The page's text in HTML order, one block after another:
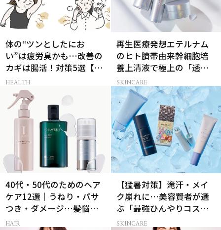
体の“ツンとしたにお
い”は疲労臭かも…改善の
カギは腸活！対策5選【医
師監修】
HEALTH
再生医療発想エテルナム
のヒト臍帯由来幹細胞培
養上清液で極上の「透明
感ハリ肌」へ
SKINCARE
40代・50代のためのヘア
ケア12選｜うねり・パサ
つき・ダメージ…髪悩み
から選ぶベスコス受賞コ
HAIR
【猛暑対策】滝汗・メイ
ク崩れに…美容賢者が選
ぶ「最強ひんやりコス
メ」26選
SKINCARE